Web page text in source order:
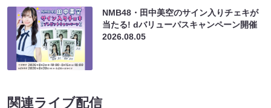
NMB48・田中美空のサイン入りチェキが
当たる! dバリューパスキャンペーン開催
2026.08.05
関連ライブ配信